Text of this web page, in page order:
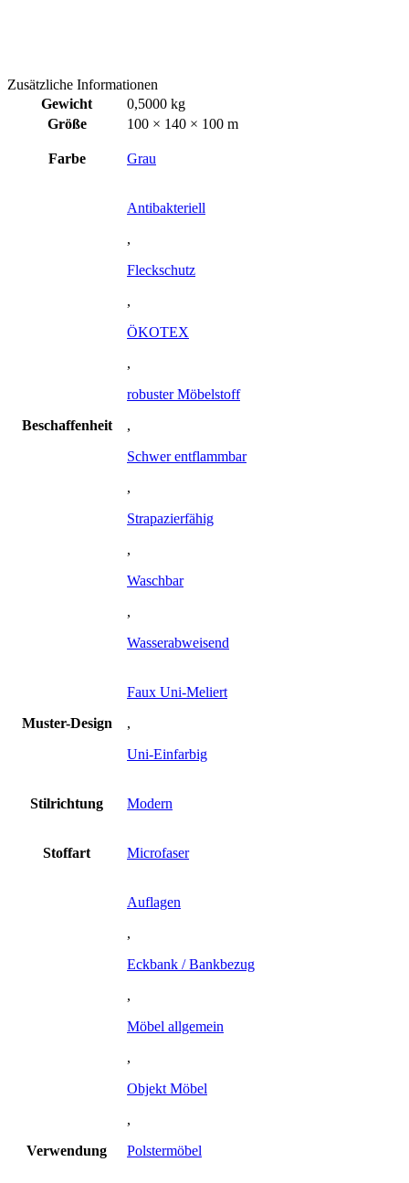
Zusätzliche Informationen
Gewicht
0,5000 kg
Größe
100 × 140 × 100 m
Farbe Grau
Beschaffenheit
Antibakteriell
,
Fleckschutz
,
ÖKOTEX
,
robuster Möbelstoff
,
Schwer entflammbar
,
Strapazierfähig
,
Waschbar
,
Wasserabweisend
Muster-Design
Faux Uni-Meliert
,
Uni-Einfarbig
Stilrichtung Modern
Stoffart Microfaser
Verwendung
Auflagen
,
Eckbank / Bankbezug
,
Möbel allgemein
,
Objekt Möbel
,
Polstermöbel